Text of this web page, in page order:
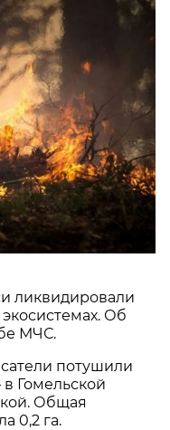
ликвидировали
Об
МЧС.
потушили
Гомельской
Общая
0,2 га.